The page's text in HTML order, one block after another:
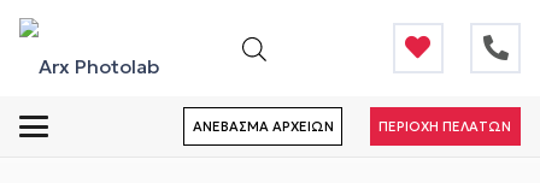
ΑΝΕΒΑΣΜΑ ΑΡΧΕΙΩΝ ΠΕΡΙΟΧΗ ΠΕΛΑΤΩΝ